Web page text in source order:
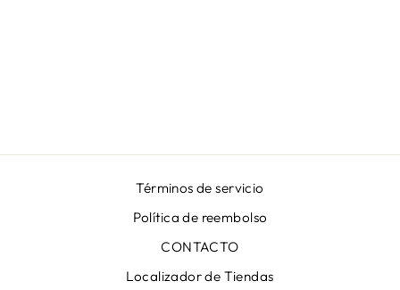
Términos de servicio
Política de reembolso
CONTACTO
Localizador de Tiendas